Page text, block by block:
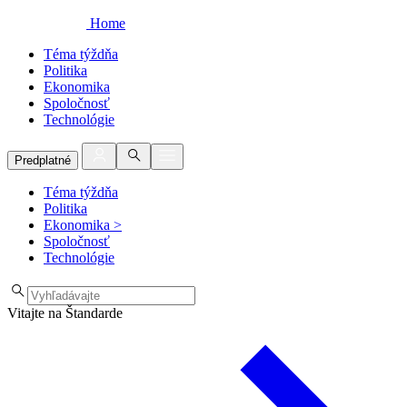
Home
Téma týždňa
Politika
Ekonomika
Spoločnosť
Technológie
Predplatné
Téma týždňa
Politika
Ekonomika >
Spoločnosť
Technológie
Vitajte na Štandarde